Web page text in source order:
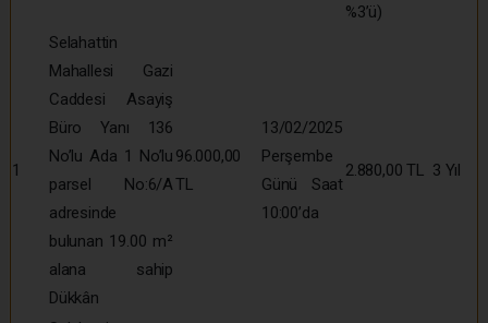
%3’ü)
1
Selahattin
Mahallesi Gazi
Caddesi Asayiş
Büro Yanı 136
No’lu Ada 1 No’lu
parsel No:6/A
adresinde
bulunan 19.00 m²
alana sahip
Dükkân
96.000,00
TL
13/02/2025
Perşembe
Günü Saat
10:00’da
2.880,00 TL 3 Yıl